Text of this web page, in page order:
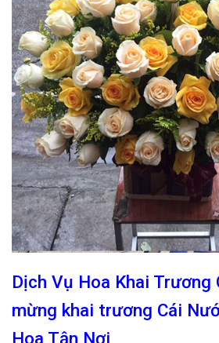
Dịch Vụ Hoa Khai Trương
mừng khai trương Cái
Hoa Tận Nơi